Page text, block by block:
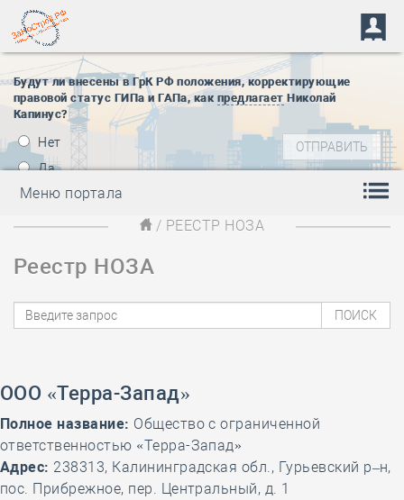
Будут ли внесены в ГрК РФ положения, корректирующие
правовой статус ГИПа и ГАПа, как предлагает Николай
Капинус?
Нет
Да
Меню портала
/ РЕЕСТР НОЗА
Реестр НОЗА
ООО «Терра-Запад»
Полное название: Общество с ограниченной
ответственностью «Терра-Запад»
Адрес: 238313, Калининградская обл., Гурьевский р–н,
пос. Прибрежное, пер. Центральный, д. 1